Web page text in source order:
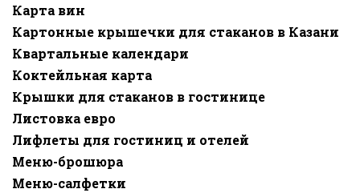
Карта вин
Картонные крышечки для стаканов в Казани
Квартальные календари
Коктейльная карта
Крышки для стаканов в гостинице
Листовка евро
Лифлеты для гостиниц и отелей
Меню-брошюра
Меню-салфетки